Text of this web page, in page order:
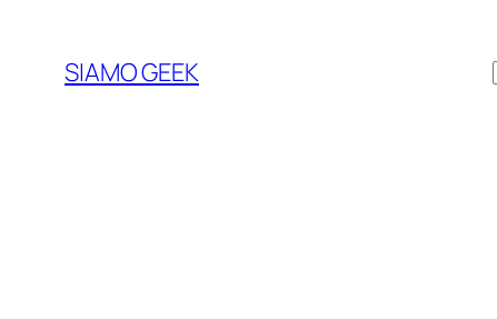
contenuto
SIAMO GEEK